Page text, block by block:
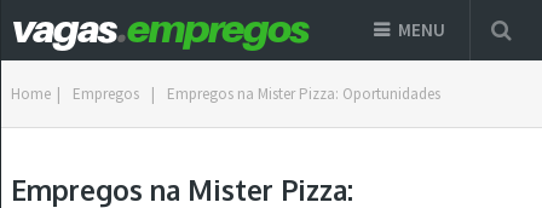
MENU
Home | Empregos | Empregos na Mister Pizza: Oportunidades
Empregos na Mister Pizza: